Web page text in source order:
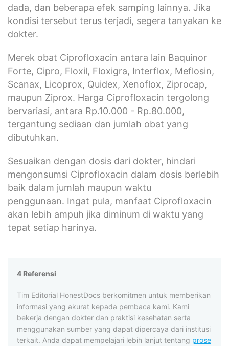
dada, dan beberapa efek samping lainnya. Jika
kondisi tersebut terus terjadi, segera tanyakan ke
dokter.
Merek obat Ciprofloxacin antara lain Baquinor
Forte, Cipro, Floxil, Floxigra, Interflox, Meflosin,
Scanax, Licoprox, Quidex, Xenoflox, Ziprocap,
maupun Ziprox. Harga Ciprofloxacin tergolong
bervariasi, antara Rp.10.000 - Rp.80.000,
tergantung sediaan dan jumlah obat yang
dibutuhkan.
Sesuaikan dengan dosis dari dokter, hindari
mengonsumsi Ciprofloxacin dalam dosis berlebih
baik dalam jumlah maupun waktu
penggunaan. Ingat pula, manfaat Ciprofloxacin
akan lebih ampuh jika diminum di waktu yang
tepat setiap harinya.
4 Referensi
Tim Editorial HonestDocs berkomitmen untuk memberikan
informasi yang akurat kepada pembaca kami. Kami
bekerja dengan dokter dan praktisi kesehatan serta
menggunakan sumber yang dapat dipercaya dari institusi
terkait. Anda dapat mempelajari lebih lanjut tentang prose